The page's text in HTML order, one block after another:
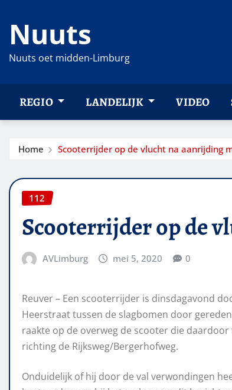
naar
inhoud
Nuuts
Nuuts oet midden-Limburg
REGIO LANDELIJK VIDEO
Home Scooterrijder op de vlucht na aanrijding
112
Scooterrijder op de
AVLimburg mei 5, 2020 0
Reuver – Een scooterrijder is dinsdagavond
Heerstraat tussen de slagbomen door
raakte op de overweg de scooter die
richting de Rijksweg/Bergerhofweg.
Onduidelijk of hij door de val verwondingen